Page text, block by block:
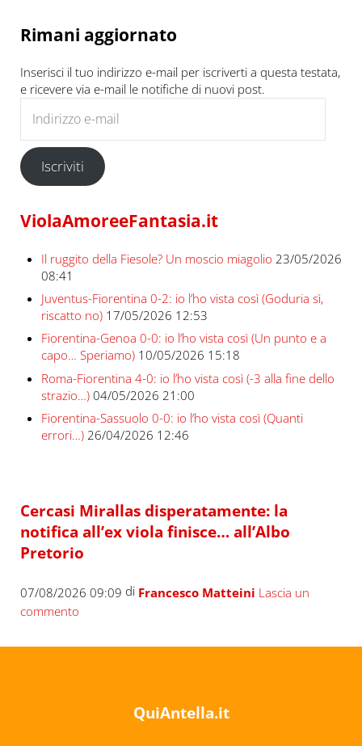
Rimani aggiornato
Inserisci il tuo indirizzo e-mail per iscriverti a questa testata,
e ricevere via e-mail le notifiche di nuovi post.
Iscriviti
ViolaAmoreeFantasia.it
Il ruggito della Fiesole? Un moscio miagolio 23/05/2026
08:41
Juventus-Fiorentina 0-2: io l’ho vista così (Goduria sì,
riscatto no) 17/05/2026 12:53
Fiorentina-Genoa 0-0: io l’ho vista così (Un punto e a
capo… Speriamo) 10/05/2026 15:18
Roma-Fiorentina 4-0: io l’ho vista così (-3 alla fine dello
strazio…) 04/05/2026 21:00
Fiorentina-Sassuolo 0-0: io l’ho vista così (Quanti
errori…) 26/04/2026 12:46
Cercasi Mirallas disperatamente: la
notifica all’ex viola finisce… all’Albo
Pretorio
07/08/2026 09:09 di Francesco Matteini Lascia un
commento
QuiAntella.it